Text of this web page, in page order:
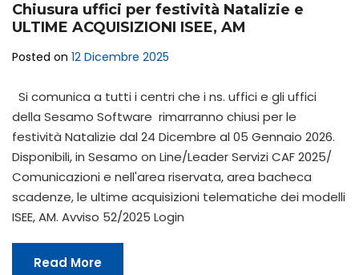
Chiusura uffici per festività Natalizie e
ULTIME ACQUISIZIONI ISEE, AM
Posted on 12 Dicembre 2025
Si comunica a tutti i centri che i ns. uffici e gli uffici
della Sesamo Software rimarranno chiusi per le
festività Natalizie dal 24 Dicembre al 05 Gennaio 2026.
Disponibili, in Sesamo on Line/Leader Servizi CAF 2025/
Comunicazioni e nell'area riservata, area bacheca
scadenze, le ultime acquisizioni telematiche dei modelli
ISEE, AM. Avviso 52/2025 Login
Read More